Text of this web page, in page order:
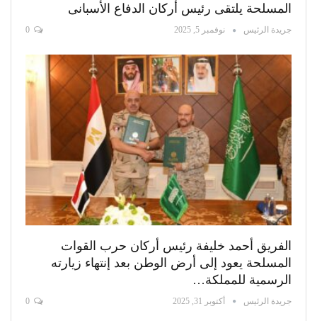
المسلحة يلتقى رئيس أركان الدفاع الأسبانى
جريدة الرئيس نوفمبر 5, 2025
الفريق أحمد خليفة رئيس أركان حرب القوات
المسلحة يعود إلى أرض الوطن بعد إنتهاء زيارته
الرسمية للمملكة…
جريدة الرئيس أكتوبر 31, 2025